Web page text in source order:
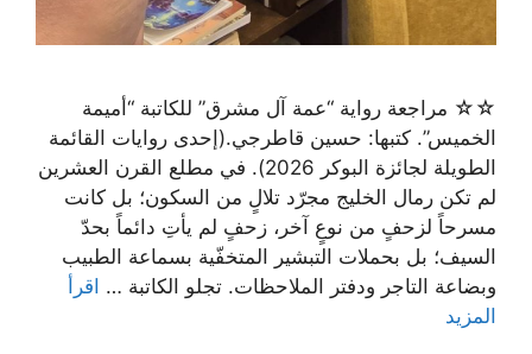
☆☆ مراجعة رواية “عمة آل مشرق” للكاتبة “أميمة
الخميس”. كتبها: حسين قاطرجي.(إحدى روايات القائمة
الطويلة لجائزة البوكر 2026). في مطلع القرن العشرين
لم تكن رمال الخليج مجرّد تلالٍ من السكون؛ بل كانت
مسرحاً لزحفٍ من نوعٍ آخر، زحفٍ لم يأتِ دائماً بحدّ
السيف؛ بل بحملات التبشير المتخفّية بسماعة الطبيب
وبضاعة التاجر ودفتر الملاحظات. تجلو الكاتبة … اقرأ
المزيد